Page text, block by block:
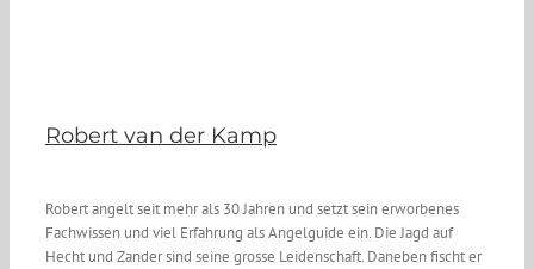
Robert van der Kamp
Robert angelt seit mehr als 30 Jahren und setzt sein erworbenes
Fachwissen und viel Erfahrung als Angelguide ein. Die Jagd auf
Hecht und Zander sind seine grosse Leidenschaft. Daneben fischt er